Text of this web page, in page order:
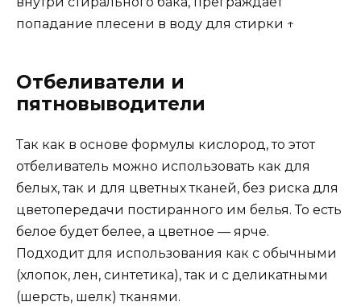
попадание плесени в воду для стирки ↑
Отбеливатели и
пятновыводители
Так как в основе формулы кислород, то этот
отбеливатель можно использовать как для
белых, так и для цветных тканей, без риска для
цветопередачи постиранного им белья. То есть
белое будет белее, а цветное — ярче.
Подходит для использования как с обычными
(хлопок, лен, синтетика), так и с деликатными
(шерсть, шелк) тканями.